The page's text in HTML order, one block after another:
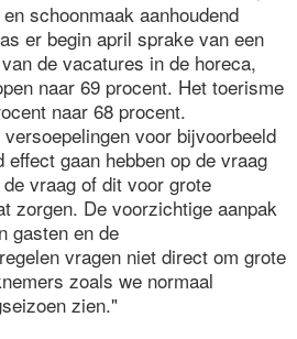
schoonmaak aanhoudend
er begin april sprake van een
de vacatures in de horeca,
naar 69 procent. Het toerisme
naar 68 procent.
voor bijvoorbeeld
gaan hebben op de vraag
vraag of dit voor grote
zorgen. De voorzichtige aanpak
gasten en de
vragen niet direct om grote
zoals we normaal
zien."